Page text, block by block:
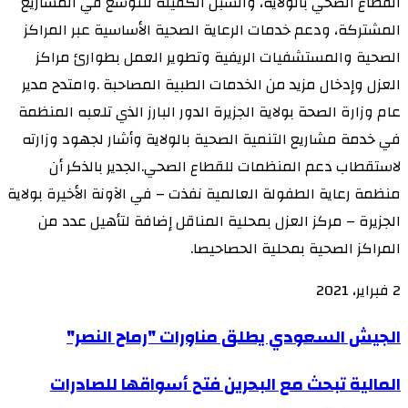
المشتركة، ودعم خدمات الرعاية الصحية الأساسية عبر المراكز
الصحية والمستشفيات الريفية وتطوير العمل بطوارئ مراكز
العزل وإدخال مزيد من الخدمات الطبية المصاحبة .وامتدح مدير
عام وزارة الصحة بولاية الجزيرة الدور البارز الذي تلعبه المنظمة
في خدمة مشاريع التنمية الصحية بالولاية وأشار لجهود وزارته
لاستقطاب دعم المنظمات للقطاع الصحي.الجدير بالذكر أن
منظمة رعاية الطفولة العالمية نفذت – في الآونة الأخيرة بولاية
الجزيرة – مركز العزل بمحلية المناقل إضافة لتأهيل عدد من
المراكز الصحية بمحلية الحصاحيصا.
2 فبراير، 2021
الجيش
يطلق
الجيش السعودي يطلق مناورات "رماح النصر"
المالية
المالية تبحث مع البحرين فتح أسواقها للصادرات